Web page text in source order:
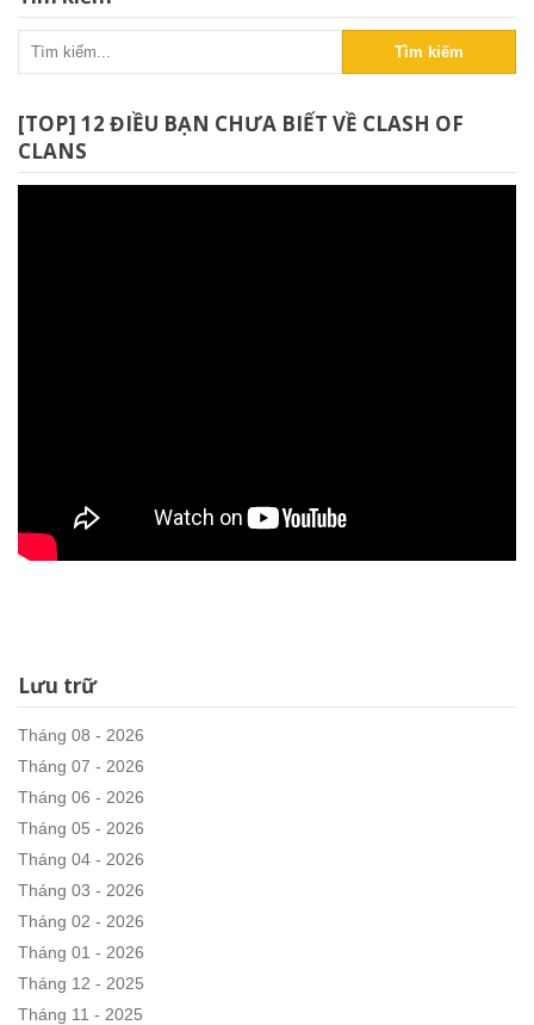
Tìm kiếm
[TOP] 12 ĐIỀU BẠN CHƯA BIẾT VỀ CLASH OF
CLANS
Lưu trữ
Tháng 08 - 2026
Tháng 07 - 2026
Tháng 06 - 2026
Tháng 05 - 2026
Tháng 04 - 2026
Tháng 03 - 2026
Tháng 02 - 2026
Tháng 01 - 2026
Tháng 12 - 2025
Tháng 11 - 2025